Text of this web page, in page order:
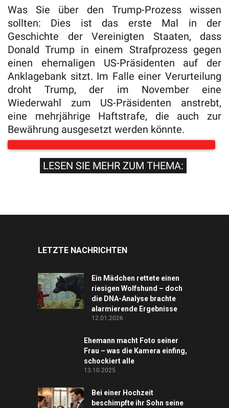
Was Sie über den Trump-Prozess wissen
sollten: Dies ist das erste Mal in der
Geschichte der Vereinigten Staaten, dass
Donald Trump in einem Strafprozess gegen
einen ehemaligen US-Präsidenten auf der
Anklagebank sitzt. Im Falle einer Verurteilung
droht Trump, der im November eine
Wiederwahl zum US-Präsidenten anstrebt,
eine mehrjährige Haftstrafe, die auch zur
Bewährung ausgesetzt werden könnte.
LESEN SIE MEHR ZUM THEMA:
LETZTE NACHRICHTEN
Ein Mädchen rettete einen
riesigen Wolfshund – doch
die DNA-Analyse brachte
alarmierende Ergebnisse
12.01.2026
Ehemann macht Foto seiner
Frau – was die Kamera einfing,
schockiert alle
13.10.2025
Bei einer Hochzeit
beschimpfte ihr Sohn seine